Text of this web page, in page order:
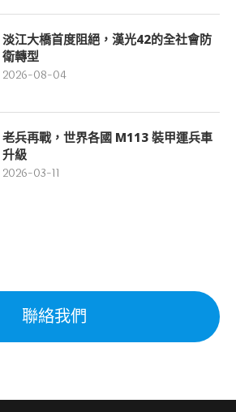
淡江大橋首度阻絕，漢光42的全社會防
衛轉型
2026-08-04
老兵再戰，世界各國 M113 裝甲運兵車
升級
2026-03-11
聯絡我們